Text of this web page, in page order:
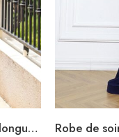
Robe de soirée bleu en satin longue asymétrique épaules dénudées fendue